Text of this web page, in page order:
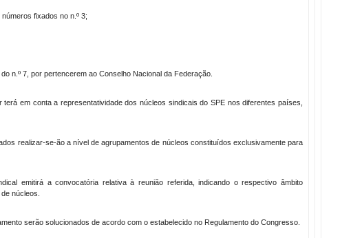
fixados no n.º 3;
n.º 7, por pertencerem ao Conselho Nacional da Federação.
terá em conta a representatividade dos núcleos sindicais do SPE nos diferentes países,
realizar-se-ão a nível de agrupamentos de núcleos constituídos exclusivamente para
emitirá a convocatória relativa à reunião referida, indicando o respectivo âmbito
núcleos.
serão solucionados de acordo com o estabelecido no Regulamento do Congresso.